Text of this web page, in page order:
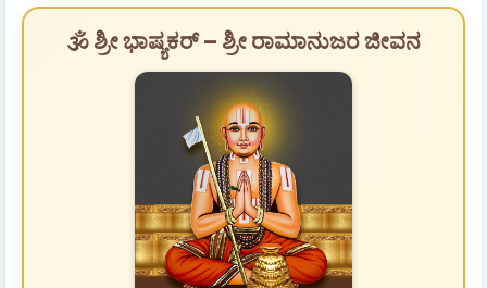
🕉️ ಶ್ರೀ ಭಾಷ್ಯಕರ್ – ಶ್ರೀ ರಾಮಾನುಜರ ಜೀವನ